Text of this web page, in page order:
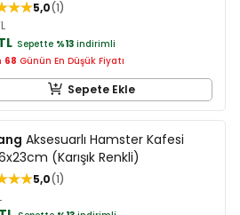
5,0 1
Sepette %13 indirimli
68 Günün En Düşük Fiyatı
Sepete Ekle
Aksesuarlı Hamster Kafesi
(Karışık Renkli)
5,0 1